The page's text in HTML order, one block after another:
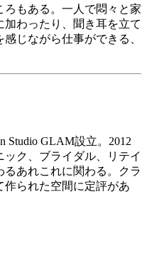
ろもある。一人で悶々と家
わったり、聞き耳を立て
じながら仕事ができる、
Studio GLAM設立。 2012
ク、ブライダル、リテイ
あれこれに関わる。クラ
作られた空間に定評があ